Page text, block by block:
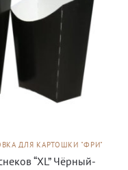
ДЛЯ КАРТОШКИ "ФРИ"
“XL” Чёрный-